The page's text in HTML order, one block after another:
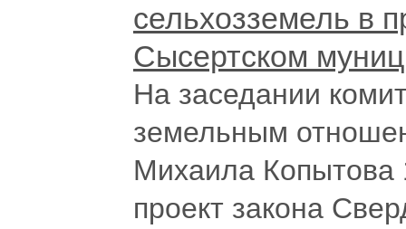
сельхозземель в
Сысертском
На заседании
земельным
Михаила Копытова
проект закона